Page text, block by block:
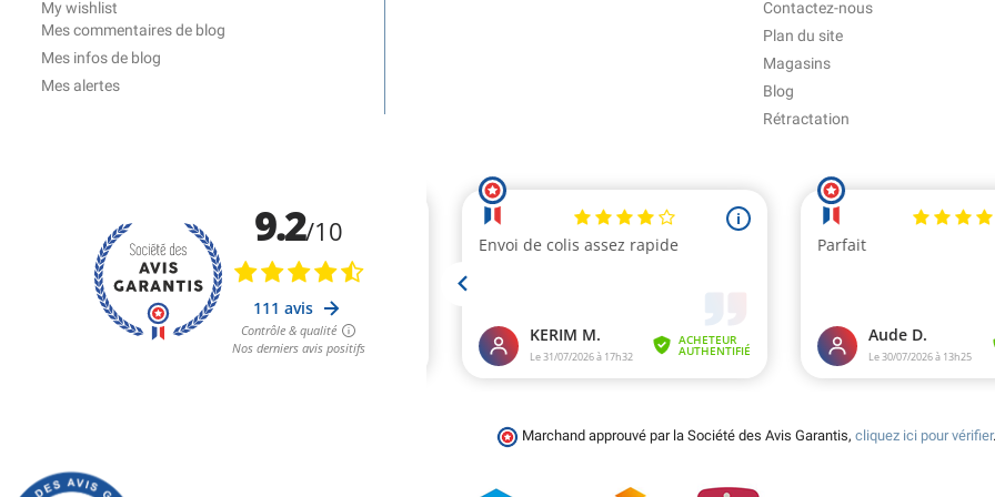
My wishlist
Mes commentaires de blog
Mes infos de blog
Mes alertes
Contactez-nous
Plan du site
Magasins
Blog
Rétractation
Marchand approuvé par la Société des Avis Garantis, cliquez ici pour vérifier.